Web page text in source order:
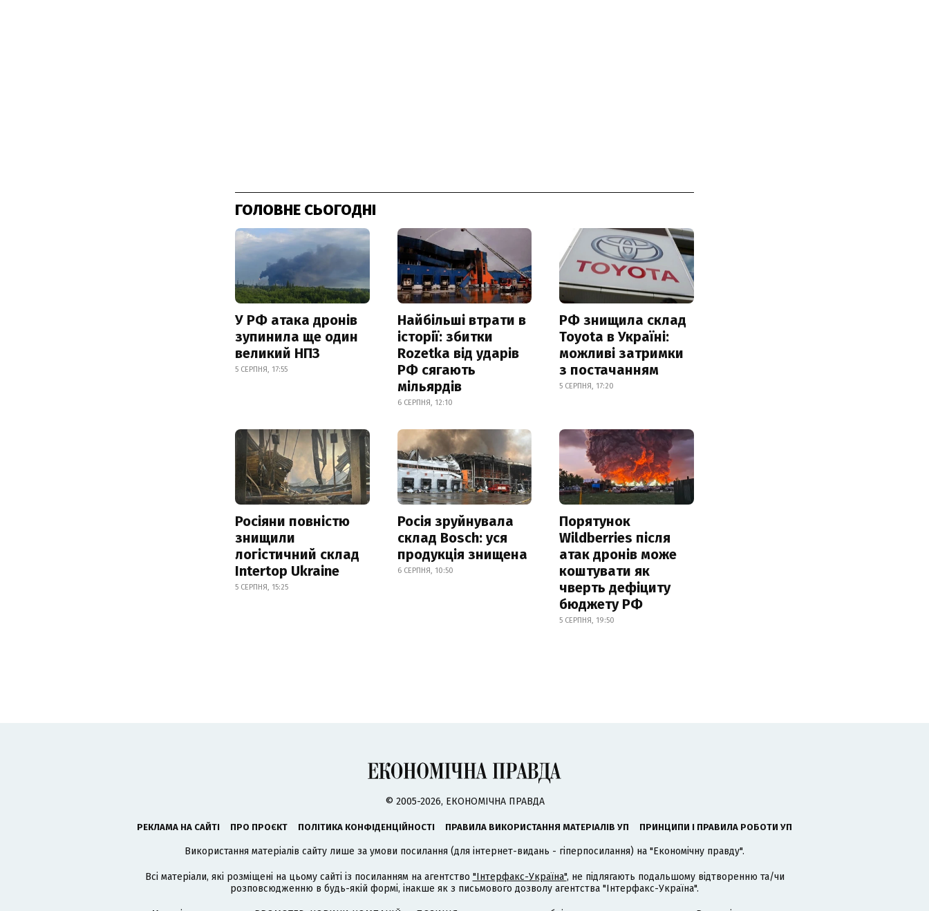
ГОЛОВНЕ СЬОГОДНІ
У РФ атака дронів
зупинила ще один
великий НПЗ
5 СЕРПНЯ, 17:55
Найбільші втрати в
історії: збитки
Rozetka від ударів
РФ сягають
мільярдів
6 СЕРПНЯ, 12:10
РФ знищила склад
Toyota в Україні:
можливі затримки
з постачанням
5 СЕРПНЯ, 17:20
Росіяни повністю
знищили
логістичний склад
Intertop Ukraine
5 СЕРПНЯ, 15:25
Росія зруйнувала
склад Bosch: уся
продукція знищена
6 СЕРПНЯ, 10:50
Порятунок
Wildberries після
атак дронів може
коштувати як
чверть дефіциту
бюджету РФ
5 СЕРПНЯ, 19:50
© 2005-2026, ЕКОНОМІЧНА ПРАВДА
РЕКЛАМА НА САЙТІ ПРО ПРОЄКТ ПОЛІТИКА КОНФІДЕНЦІЙНОСТІ ПРАВИЛА ВИКОРИСТАННЯ МАТЕРІАЛІВ УП ПРИНЦИПИ І ПРАВИЛА РОБОТИ УП
Використання матеріалів сайту лише за умови посилання (для інтернет-видань - гіперпосилання) на "Економічну правду".
Всі матеріали, які розміщені на цьому сайті із посиланням на агентство "Інтерфакс-Україна", не підлягають подальшому відтворенню та/чи
розповсюдженню в будь-якій формі, інакше як з письмового дозволу агентства "Інтерфакс-Україна".